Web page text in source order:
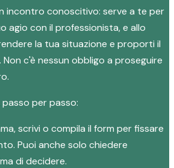
incontro conoscitivo: serve a te per
agio con il professionista, e allo
la tua situazione e proporti il
c'è nessun obbligo a proseguire
per passo:
scrivi o compila il form per fissare
Puoi anche solo chiedere
di decidere.